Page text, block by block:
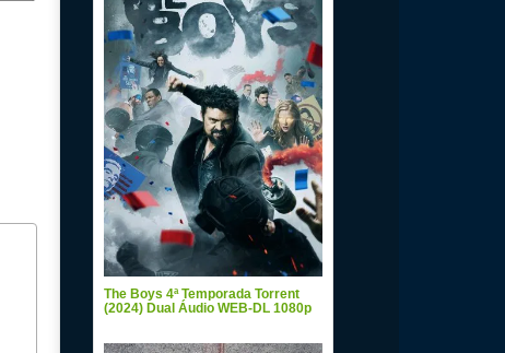
The Boys 4ª Temporada Torrent
(2024) Dual Áudio WEB-DL 1080p